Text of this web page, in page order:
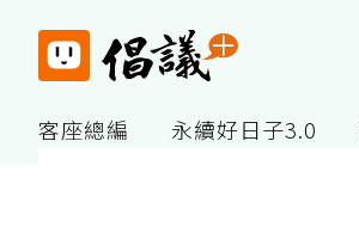
客座總編 永續好日子3.0